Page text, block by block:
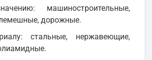
машиностроительные,
дорожные.
стальные, нержавеющие,